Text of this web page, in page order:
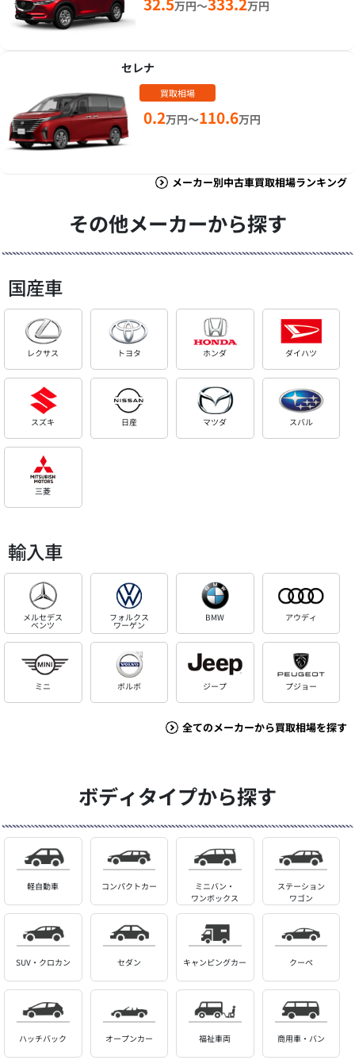
万円～ 万円
セレナ
買取相場
0.2万円～110.6万円
メーカー別中古車買取相場ランキング
その他メーカーから探す
国産車
レクサス トヨタ ホンダ ダイハツ
スズキ 日産 マツダ スバル
三菱
輸入車
メルセデス
ベンツ
フォルクス
ワーゲン
BMW アウディ
ミニ ボルボ ジープ プジョー
全てのメーカーから買取相場を探す
ボディタイプから探す
軽自動車 コンパクトカー
ミニバン・
ワンボックス
ステーション
ワゴン
SUV・クロカン セダン キャンピングカー クーペ
ハッチバック オープンカー 福祉車両 商用車・バン